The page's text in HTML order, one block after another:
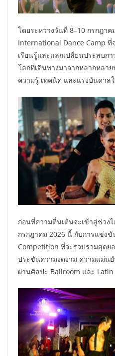
โดยระหว่างวันที่ 8–10 กรกฎา
International Dance Camp ที่
เรียนรู้และแลกเปลี่ยนประสบก
โลกที่เดินทางมาจากหลากหลา
ความรู้ เทคนิค และแรงบันดาล
ก่อนที่ความตื่นเต้นจะเข้าสู่ช่วง
กรกฎาคม 2026 นี้ กับการแข่งขั
Competition ที่จะรวบรวมสุดย
ประชันความงดงาม ความแม่น
ผ่านศิลปะ Ballroom และ Latin